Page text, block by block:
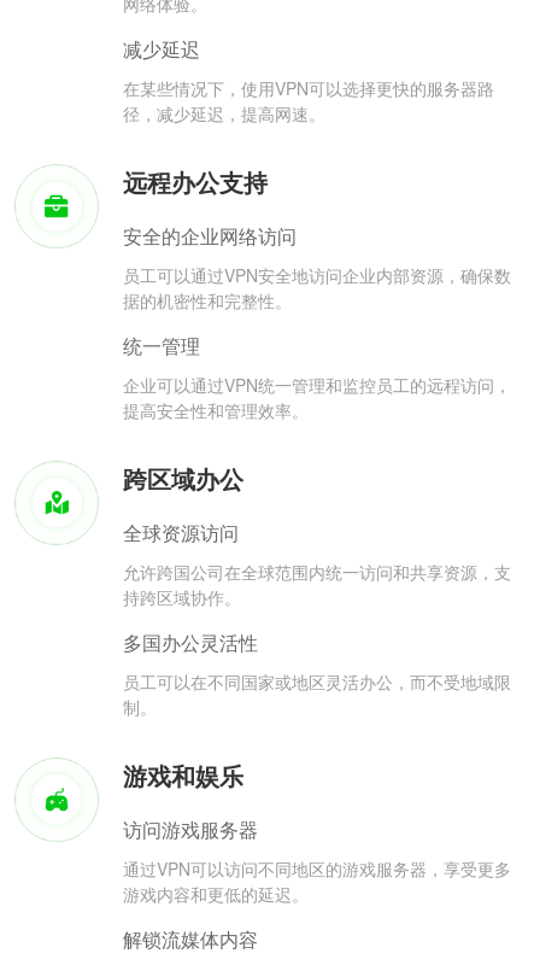
减少延迟
在某些情况下，使用VPN可以选择更快的服务器路
径，减少延迟，提高网速。
远程办公支持
安全的企业网络访问
员工可以通过VPN安全地访问企业内部资源，确保数
据的机密性和完整性。
统一管理
企业可以通过VPN统一管理和监控员工的远程访问，
提高安全性和管理效率。
跨区域办公
全球资源访问
允许跨国公司在全球范围内统一访问和共享资源，支
持跨区域协作。
多国办公灵活性
员工可以在不同国家或地区灵活办公，而不受地域限
制。
游戏和娱乐
访问游戏服务器
通过VPN可以访问不同地区的游戏服务器，享受更多
游戏内容和更低的延迟。
解锁流媒体内容